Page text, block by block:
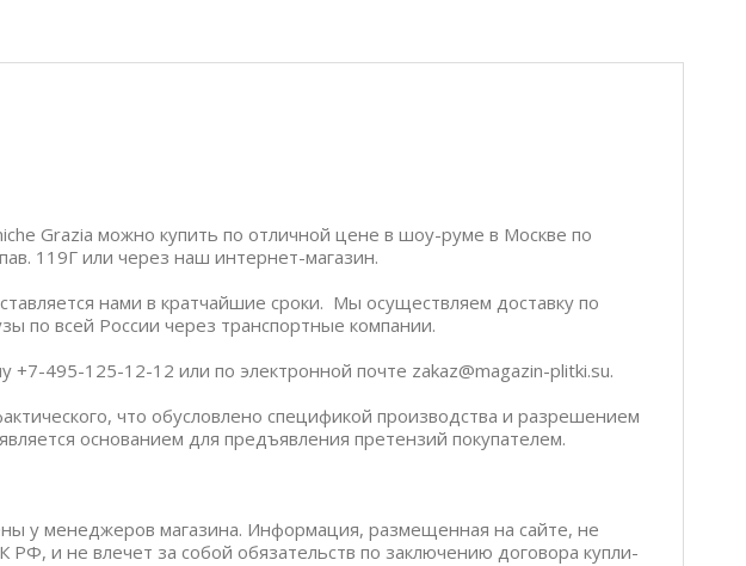
Grazia можно купить по отличной цене в шоу-руме в Москве по
119Г или через наш интернет-магазин.
нами в кратчайшие сроки. Мы осуществляем доставку по
по всей России через транспортные компании.
495-125-12-12 или по электронной почте zakaz@magazin-plitki.su.
что обусловлено спецификой производства и разрешением
основанием для предъявления претензий покупателем.
у менеджеров магазина. Информация, размещенная на сайте, не
и не влечет за собой обязательств по заключению договора купли-